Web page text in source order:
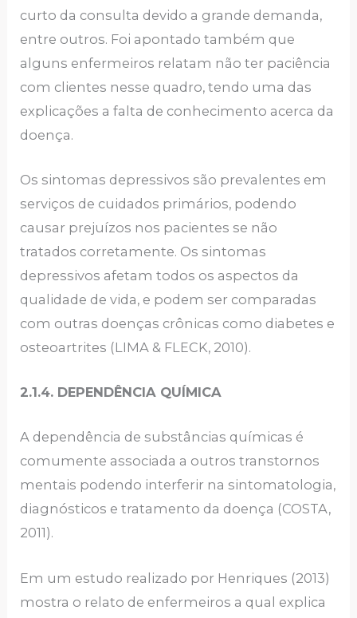
curto da consulta devido a grande demanda,
entre outros. Foi apontado também que
alguns enfermeiros relatam não ter paciência
com clientes nesse quadro, tendo uma das
explicações a falta de conhecimento acerca da
doença.
Os sintomas depressivos são prevalentes em
serviços de cuidados primários, podendo
causar prejuízos nos pacientes se não
tratados corretamente. Os sintomas
depressivos afetam todos os aspectos da
qualidade de vida, e podem ser comparadas
com outras doenças crônicas como diabetes e
osteoartrites (LIMA & FLECK, 2010).
2.1.4. DEPENDÊNCIA QUÍMICA
A dependência de substâncias químicas é
comumente associada a outros transtornos
mentais podendo interferir na sintomatologia,
diagnósticos e tratamento da doença (COSTA,
2011).
Em um estudo realizado por Henriques (2013)
mostra o relato de enfermeiros a qual explica